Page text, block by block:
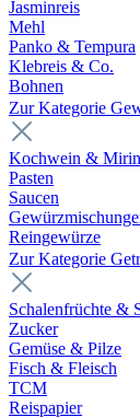
Jasminreis
Mehl
Panko & Tempura
Klebreis & Co.
Bohnen
Zur Kategorie
Kochwein & Mirin
Pasten
Saucen
Reingewürze
Zur Kategorie
Schalenfrüchte &
Zucker
Gemüse & Pilze
Fisch & Fleisch
TCM
Reispapier